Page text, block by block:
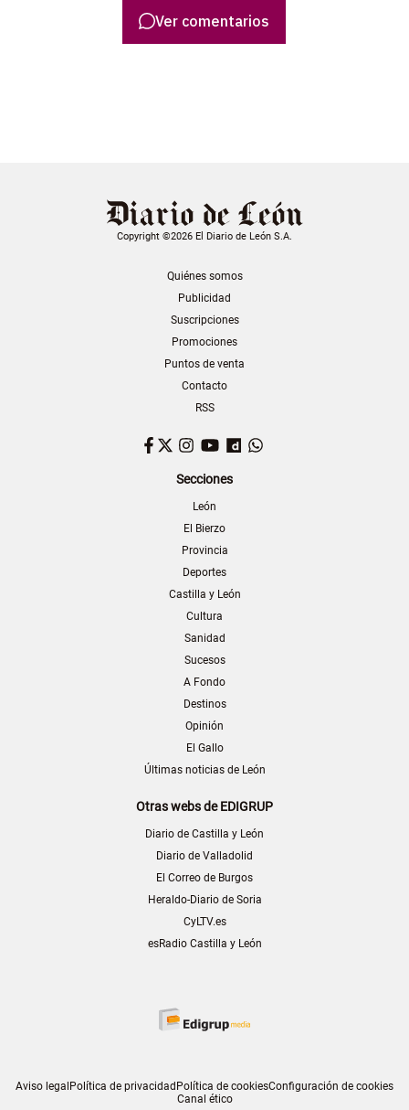
Ver comentarios
Copyright ©2026 El Diario de León S.A.
Quiénes somos
Publicidad
Suscripciones
Promociones
Puntos de venta
Contacto
RSS
Facebook
TwitterInstagram
YouTubeDailymotion
Secciones
León
El Bierzo
Provincia
Deportes
Castilla y León
Cultura
Sanidad
Sucesos
A Fondo
Destinos
Opinión
El Gallo
Últimas noticias de León
Otras webs de EDIGRUP
Diario de Castilla y León
Diario de Valladolid
El Correo de Burgos
Heraldo-Diario de Soria
CyLTV.es
esRadio Castilla y León
Aviso legalPolítica de privacidadPolítica de cookiesConfiguración de cookies
Canal ético